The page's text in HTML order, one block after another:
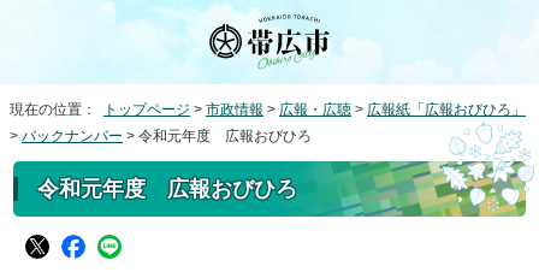
現在の位置： トップページ > 市政情報 > 広報・広聴 > 広報紙「広報おびひろ」
> バックナンバー > 令和元年度 広報おびひろ
令和元年度 広報おびひろ